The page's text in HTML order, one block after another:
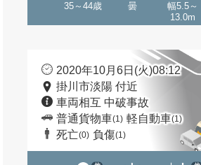
35～44歳 曇
幅5.5～
13.0m
2020年10月6日(火)08:12
掛川市淡陽 付近
車両相互 中破事故
普通貨物車(1) 軽自動車(1)
死亡(0) 負傷(1)